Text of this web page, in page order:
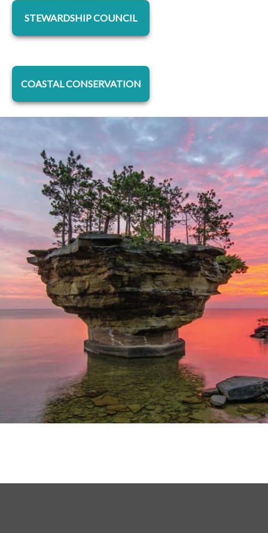
STEWARDSHIP COUNCIL
s’ouvre dans un nouvel onglet
COASTAL CONSERVATION
s’ouvre dans un nouvel onglet